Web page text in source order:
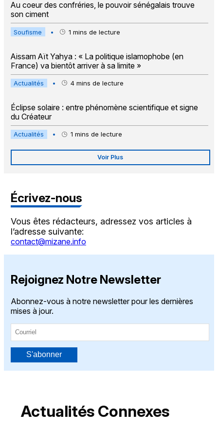
Au coeur des confréries, le pouvoir sénégalais trouve
son ciment
Soufisme • 1 mins de lecture
Aissam Aït Yahya : « La politique islamophobe (en
France) va bientôt arriver à sa limite »
Actualités • 4 mins de lecture
Éclipse solaire : entre phénomène scientifique et signe
du Créateur
Actualités • 1 mins de lecture
Voir Plus
Écrivez-nous
Vous êtes rédacteurs, adressez vos articles à
l’adresse suivante:
contact@mizane.info
Rejoignez Notre Newsletter
Abonnez-vous à notre newsletter pour les dernières
mises à jour.
S'abonner
Actualités Connexes